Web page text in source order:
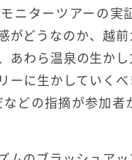
ターツアーの実
がどうなのか、越
わら温泉の生か
ーに生かしていく
どの指摘が参加者